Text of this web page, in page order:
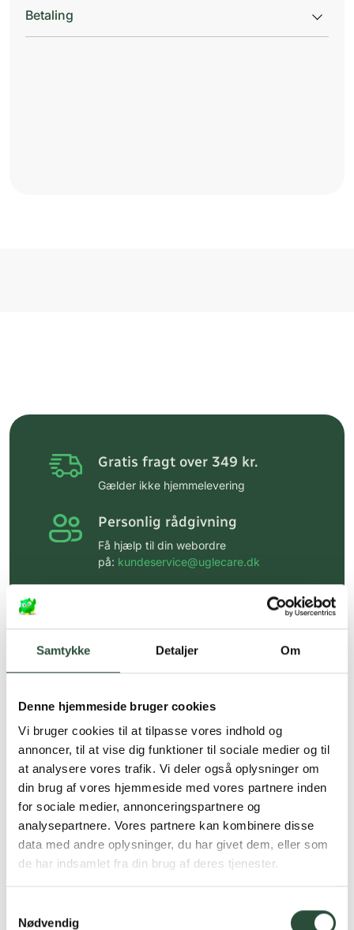
Samtykke Detaljer Om
Denne hjemmeside bruger cookies
Vi bruger cookies til at tilpasse vores indhold og
annoncer, til at vise dig funktioner til sociale medier og til
at analysere vores trafik. Vi deler også oplysninger om
din brug af vores hjemmeside med vores partnere inden
for sociale medier, annonceringspartnere og
analysepartnere. Vores partnere kan kombinere disse
data med andre oplysninger, du har givet dem, eller som
de har indsamlet fra din brug af deres tjenester.
Nødvendig
Betaling
Gratis fragt over 349 kr.
Gælder ikke hjemmelevering
Personlig rådgivning
Få hjælp til din webordre
på: kundeservice@uglecare.dk
Hurtig levering (30 min. i Kbh)
Faste lave priser*
Stort udvalg af kendte
produkter
Vi tilbyder et stort udvalg af kendte
cremer, vitaminer og andre spændende
produkter – altid til fast lav pris.
Læs mere om Uglecare.dk her